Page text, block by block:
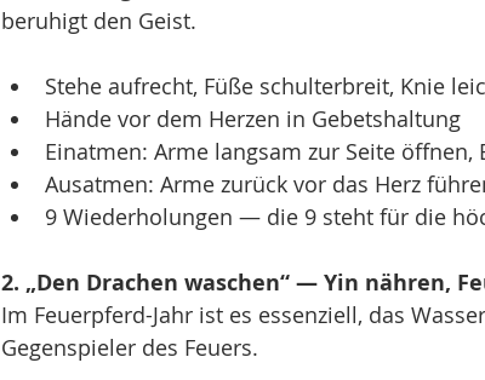
beruhigt den Geist.
Stehe aufrecht, Füße schulterbreit, Knie
Hände vor dem Herzen in Gebetshaltung
Einatmen: Arme langsam zur Seite öffnen,
Ausatmen: Arme zurück vor das Herz
9 Wiederholungen — die 9 steht für die
2. „Den Drachen waschen“ — Yin nähren,
Im Feuerpferd-Jahr ist es essenziell, das
Gegenspieler des Feuers.